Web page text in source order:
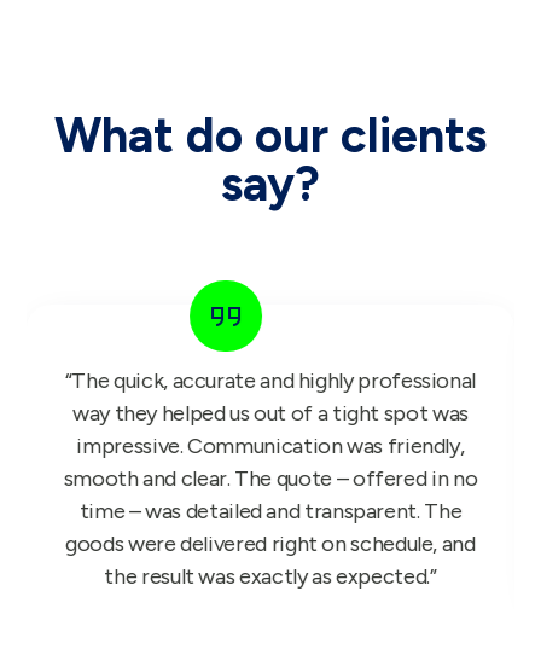
What do our clients
say?
“The GIFT FOR KIDS project is a bullseye
success. Our reps have been working with it
since Monday and we have received nothing
but glowing feedback, so once again thank
you.”